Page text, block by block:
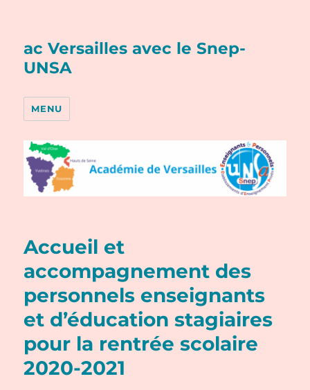
ac Versailles avec le Snep-
UNSA
MENU
Accueil et
accompagnement des
personnels enseignants
et d’éducation stagiaires
pour la rentrée scolaire
2020-2021